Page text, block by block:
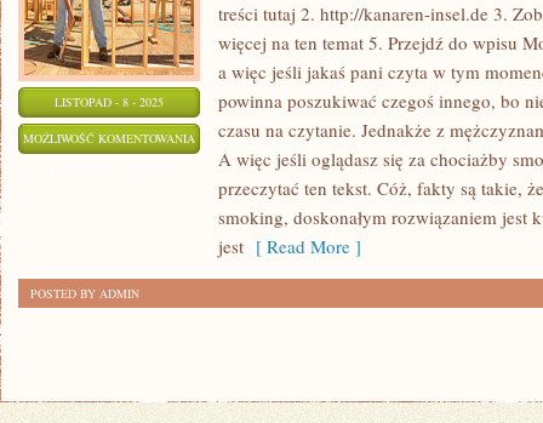
LISTOPAD - 8 - 2025
MOŻLIWOŚĆ KOMENTOWANIA
WYGLĄDAĆ
GUSTOWNIE?
treści tutaj 2. http://kanaren-insel.de 3.
więcej na ten temat 5. Przejdź do wpisu
a więc jeśli jakaś pani czyta w tym
powinna poszukiwać czegoś innego, bo
czasu na czytanie. Jednakże z
A więc jeśli oglądasz się za chociażby
przeczytać ten tekst. Cóż, fakty są takie,
smoking, doskonałym rozwiązaniem jest
jest [ Read More ]
POSTED BY ADMIN